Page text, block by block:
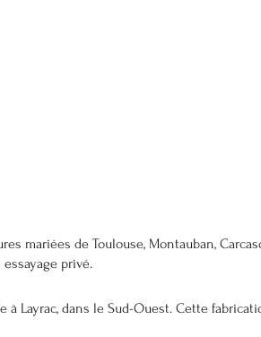
mariées de Toulouse, Montauban,
privé.
Layrac, dans le Sud-Ouest. Cette